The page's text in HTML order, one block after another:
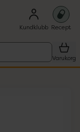
Kundklubb Recept
Varukorg